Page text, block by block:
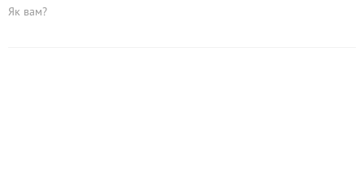
Як вам?